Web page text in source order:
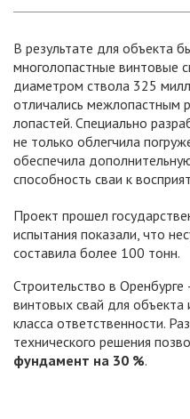
В результате для объекта
многолопастные винтовые
диаметром ствола 325
отличались межлопастным
лопастей. Специально
не только облегчила
обеспечила
способность сваи к
Проект прошел
испытания показали, что
составила более 100 тонн.
Строительство в
винтовых свай для
класса ответственности.
технического решения
фундамент на 30 %.